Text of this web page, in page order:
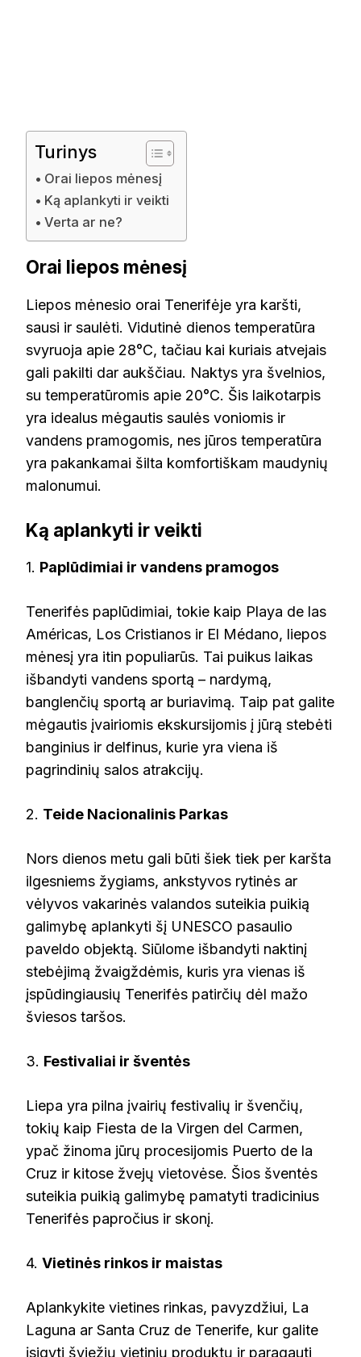
Turinys
Orai liepos mėnesį
Ką aplankyti ir veikti
Verta ar ne?
Orai liepos mėnesį
Liepos mėnesio orai Tenerifėje yra karšti,
sausi ir saulėti. Vidutinė dienos temperatūra
svyruoja apie 28°C, tačiau kai kuriais atvejais
gali pakilti dar aukščiau. Naktys yra švelnios,
su temperatūromis apie 20°C. Šis laikotarpis
yra idealus mėgautis saulės voniomis ir
vandens pramogomis, nes jūros temperatūra
yra pakankamai šilta komfortiškam maudynių
malonumui.
Ką aplankyti ir veikti
1. Paplūdimiai ir vandens pramogos
Tenerifės paplūdimiai, tokie kaip Playa de las
Américas, Los Cristianos ir El Médano, liepos
mėnesį yra itin populiarūs. Tai puikus laikas
išbandyti vandens sportą – nardymą,
banglenčių sportą ar buriavimą. Taip pat galite
mėgautis įvairiomis ekskursijomis į jūrą stebėti
banginius ir delfinus, kurie yra viena iš
pagrindinių salos atrakcijų.
2. Teide Nacionalinis Parkas
Nors dienos metu gali būti šiek tiek per karšta
ilgesniems žygiams, ankstyvos rytinės ar
vėlyvos vakarinės valandos suteikia puikią
galimybę aplankyti šį UNESCO pasaulio
paveldo objektą. Siūlome išbandyti naktinį
stebėjimą žvaigždėmis, kuris yra vienas iš
įspūdingiausių Tenerifės patirčių dėl mažo
šviesos taršos.
3. Festivaliai ir šventės
Liepa yra pilna įvairių festivalių ir švenčių,
tokių kaip Fiesta de la Virgen del Carmen,
ypač žinoma jūrų procesijomis Puerto de la
Cruz ir kitose žvejų vietovėse. Šios šventės
suteikia puikią galimybę pamatyti tradicinius
Tenerifės papročius ir skonį.
4. Vietinės rinkos ir maistas
Aplankykite vietines rinkas, pavyzdžiui, La
Laguna ar Santa Cruz de Tenerife, kur galite
įsigyti šviežių vietinių produktų ir paragauti